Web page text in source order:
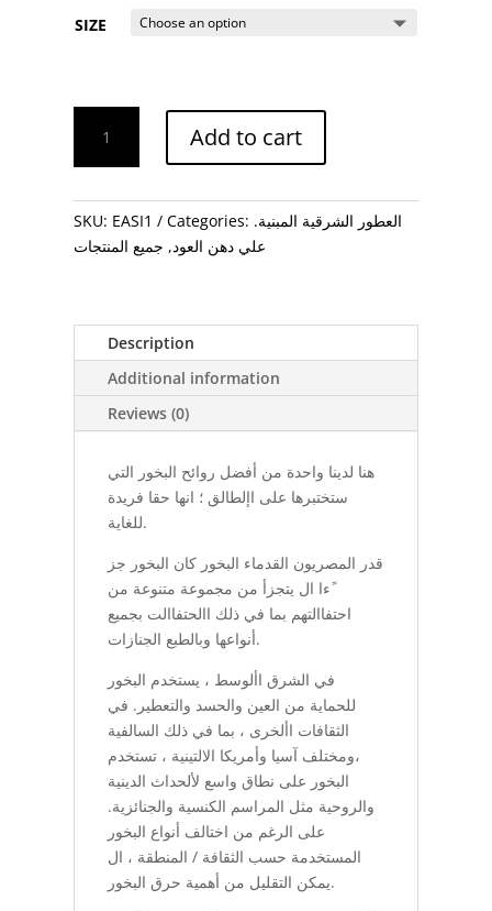
SIZE
إنسنس
-
المقدس
quantity
Add to cart
SKU: EASI1 Categories: العطور الشرقية المبنية.
علي دهن العود, جميع المنتجات
Description
Additional information
Reviews (0)
هنا لدينا واحدة من أفضل روائح البخور التي
ستختبرها على اإلطالق ؛ انها حقا فريدة
للغاية.
قدر المصريون القدماء البخور كان البخور جز
ًءا ال يتجزأ من مجموعة متنوعة من
احتفاالتهم بما في ذلك االحتفاالت بجميع
أنواعها وبالطبع الجنازات.
في الشرق األوسط ، يستخدم البخور
للحماية من العين والحسد والتعطير. في
الثقافات األخرى ، بما في ذلك السالفية
،ومختلف آسيا وأمريكا الالتينية ، تستخدم
البخور على نطاق واسع لألحداث الدينية
والروحية مثل المراسم الكنسية والجنائزية.
على الرغم من اختالف أنواع البخور
المستخدمة حسب الثقافة / المنطقة ، ال
يمكن التقليل من أهمية حرق البخور.